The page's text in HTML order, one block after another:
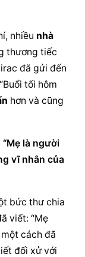
nhiều nhà
thương tiếc
đã gửi đến
tối hôm
hơn và cũng
là người
vĩ nhân của
bức thư chia
viết: “Mẹ
cách đã
đối xử với